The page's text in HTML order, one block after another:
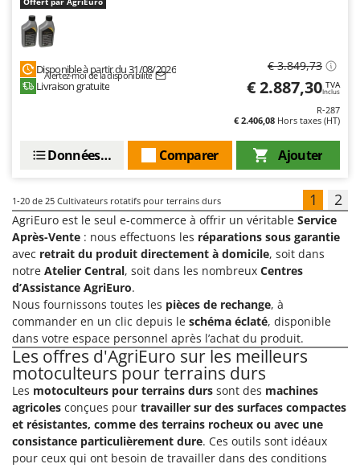
Disponible à partir du 31/08/2026
Alertez-moi de la disponibilité
Livraison gratuite
€ 3.849,73
€ 2.887,30 TVA
Inclus
R-287
€ 2.406,08 Hors taxes (HT)
Ajouter
Comparer
Données techniques
1-20 de 25 Cultivateurs rotatifs pour terrains durs 1 2
AgriEuro est le seul e-commerce à offrir un véritable Service
Après-Vente : nous effectuons les réparations sous garantie
avec retrait du produit directement à domicile, soit dans
notre Atelier Central, soit dans les nombreux Centres
d’Assistance AgriEuro.
Nous fournissons toutes les pièces de rechange, à
commander en un clic depuis le schéma éclaté, disponible
dans votre espace personnel après l’achat du produit.
Les offres d'AgriEuro sur les meilleurs
motoculteurs pour terrains durs
Les motoculteurs pour terrains durs sont des machines
agricoles conçues pour travailler sur des surfaces compactes
et résistantes, comme des terrains rocheux ou avec une
consistance particulièrement dure. Ces outils sont idéaux
pour ceux qui ont besoin de travailler dans des conditions